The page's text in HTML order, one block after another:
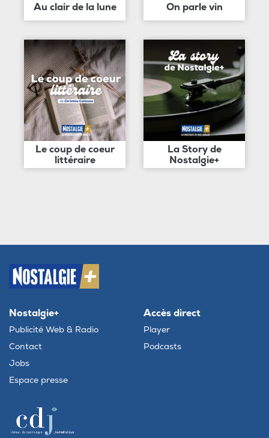
Au clair de la lune On parle vin
Le coup de coeur
littéraire
La Story de
Nostalgie+
Nostalgie+
Publicité Web & Radio
Contact
Jobs
Espace presse
Accès direct
Player
Podcasts